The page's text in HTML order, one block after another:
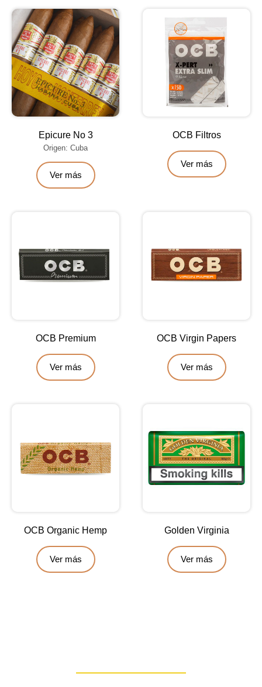
Epicure No 3
Origen: Cuba
Ver más
OCB Filtros
Ver más
OCB Premium
Ver más
OCB Virgin Papers
Ver más
OCB Organic Hemp
Ver más
Golden Virginia
Ver más